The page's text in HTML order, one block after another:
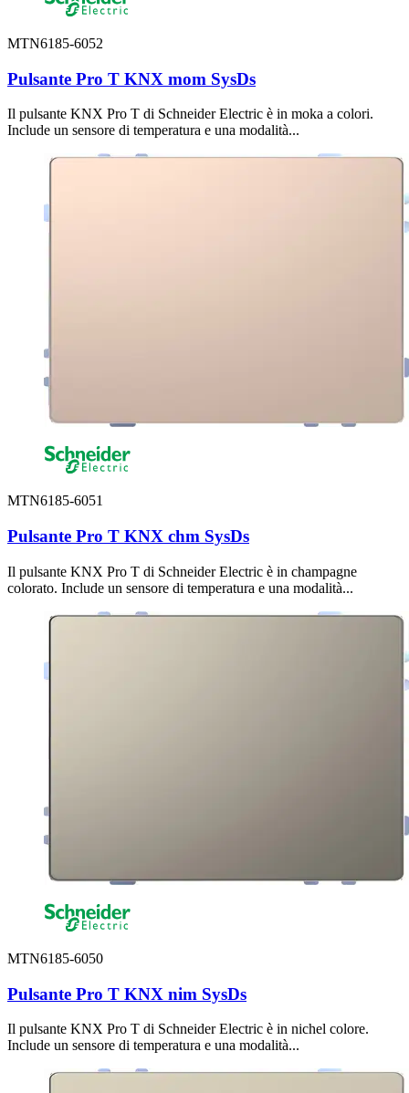
MTN6185-6052
Pulsante Pro T KNX mom SysDs
Il pulsante KNX Pro T di Schneider Electric è in moka a colori.
Include un sensore di temperatura e una modalità...
MTN6185-6051
Pulsante Pro T KNX chm SysDs
Il pulsante KNX Pro T di Schneider Electric è in champagne
colorato. Include un sensore di temperatura e una modalità...
MTN6185-6050
Pulsante Pro T KNX nim SysDs
Il pulsante KNX Pro T di Schneider Electric è in nichel colore.
Include un sensore di temperatura e una modalità...